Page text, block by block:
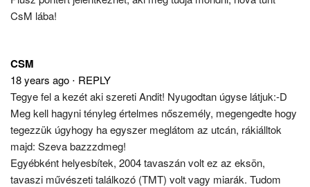
CsM lába!
CSM
18 years ago ⋅ REPLY
Tegye fel a kezét aki szereti Andit! Nyugodtan úgyse látjuk:-D
Meg kell hagyni tényleg értelmes nőszemély, megengedte hogy
tegezzük úgyhogy ha egyszer meglátom az utcán, rákiálltok
majd: Szeva bazzzdmeg!
Egyébként helyesbítek, 2004 tavaszán volt ez az eksön,
tavaszi művészeti találkozó (TMT) volt vagy miarák. Tudom